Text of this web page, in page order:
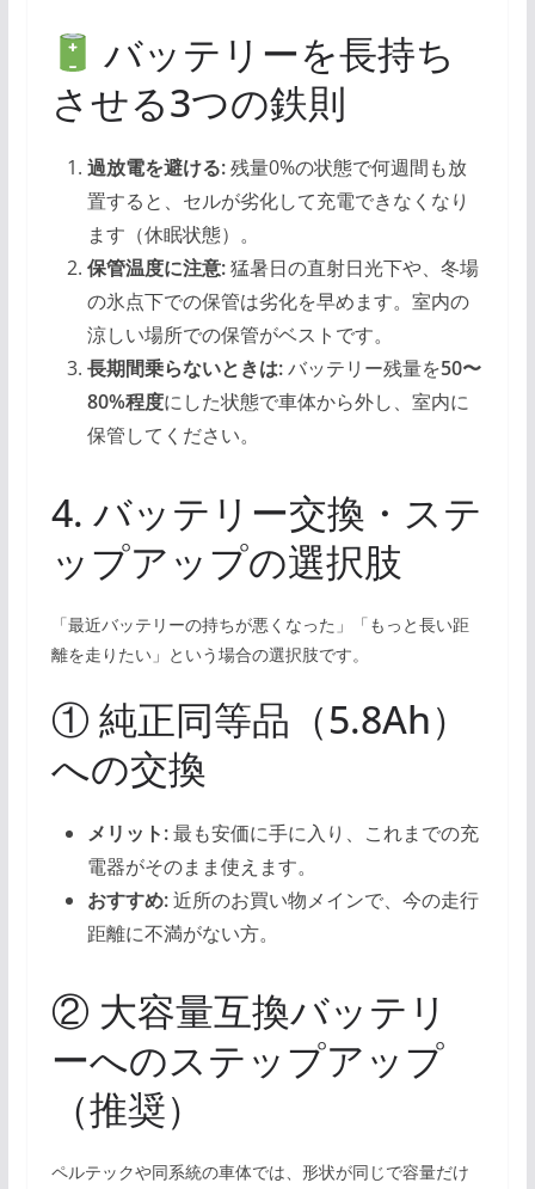
バッテリーを長持ち
させる3つの鉄則
過放電を避ける:残量0%の状態で何週間も放
置すると、セルが劣化して充電できなくなり
ます（休眠状態）。
保管温度に注意:猛暑日の直射日光下や、冬場
の氷点下での保管は劣化を早めます。室内の
涼しい場所での保管がベストです。
長期間乗らないときは:バッテリー残量を50〜
80%程度にした状態で車体から外し、室内に
保管してください。
4. バッテリー交換・ステ
ップアップの選択肢
「最近バッテリーの持ちが悪くなった」「もっと長い距
離を走りたい」という場合の選択肢です。
① 純正同等品（5.8Ah）
への交換
メリット:最も安価に手に入り、これまでの充
電器がそのまま使えます。
おすすめ:近所のお買い物メインで、今の走行
距離に不満がない方。
② 大容量互換バッテリ
ーへのステップアップ
（推奨）
ペルテックや同系統の車体では、形状が同じで容量だけ